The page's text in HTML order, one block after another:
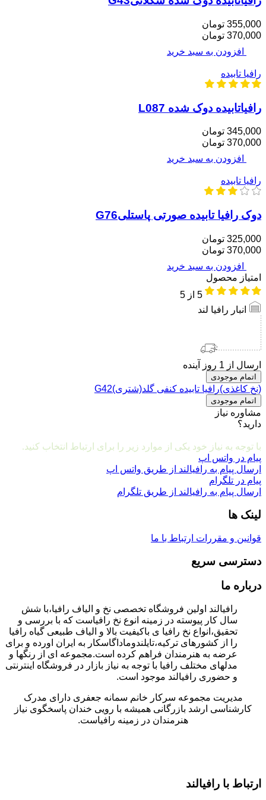
355,000 تومان
370,000 تومان
افزودن به سبد خرید
رافیا تابیده
رافیاتابیده دوک شده L087
345,000 تومان
370,000 تومان
افزودن به سبد خرید
رافیا تابیده
دوک رافیا تابیده صورتی پاستلیG76
325,000 تومان
370,000 تومان
افزودن به سبد خرید
امتیاز محصول
5 از 5
انبار رافیا لند
ارسال از 1 روز آینده
اتمام موجودی
(نخ کاغذی)رافیا تابیده کنفی گلد(شتری)G42
اتمام موجودی
مشاوره نیاز
دارید؟
با توجه به نیاز خود یکی از موارد زیر را برای ارتباط انتخاب کنید.
پیام در واتس اپ
ارسال پیام به رافیالند از طریق واتس اپ
پیام در تلگرام
ارسال پیام به رافیالند از طریق تلگرام
لینک ها
قوانین و مقررات ارتباط با ما
دسترسی سریع
درباره ما
رافیالند اولین فروشگاه تخصصی نخ و الیاف رافیا،با شش
سال کار پیوسته در زمینه انوع نخ رافیاست که با بررسی و
تحقیق،انواع نخ رافیا ی باکیفیت بالا و الیاف طبیعی گیاه رافیا
را از کشورهای ترکیه،تایلندوماداگاسکار به ایران اورده و برای
عرضه به هنرمندان فراهم کرده است.مجموعه ای از رنگها و
مدلهای مختلف رافیا با توجه به نیاز بازار در فروشگاه اینترنتی
و حضوری رافیالند موجود است.
مدیریت مجموعه سرکار خانم سمانه جعفری دارای مدرک
کارشناسی ارشد بازرگانی همیشه با رویی خندان پاسخگوی نیاز
هنرمندان در زمینه رافیاست.
ارتباط با رافیالند